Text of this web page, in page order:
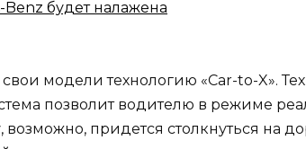
модели технологию «Car-to-X».
позволит водителю в режиме
придется столкнуться на